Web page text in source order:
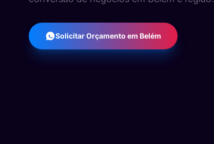
Solicitar Orçamento em Belém